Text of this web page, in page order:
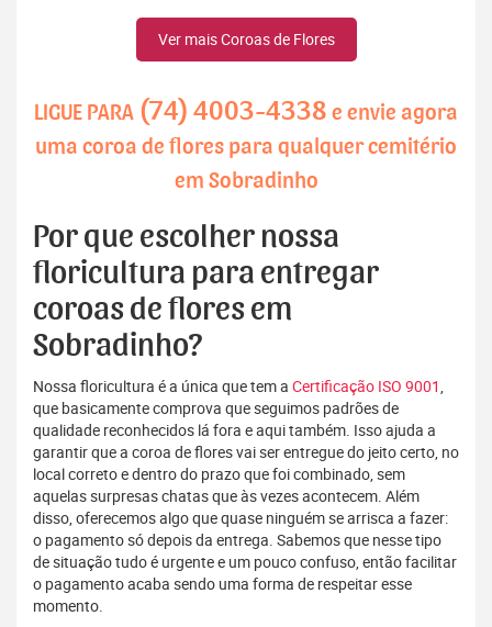
Ver mais Coroas de Flores
LIGUE PARA (74) 4003-4338 e envie agora
uma coroa de flores para qualquer cemitério
em Sobradinho
Por que escolher nossa
floricultura para entregar
coroas de flores em
Sobradinho?
Nossa floricultura é a única que tem a Certificação ISO 9001,
que basicamente comprova que seguimos padrões de
qualidade reconhecidos lá fora e aqui também. Isso ajuda a
garantir que a coroa de flores vai ser entregue do jeito certo, no
local correto e dentro do prazo que foi combinado, sem
aquelas surpresas chatas que às vezes acontecem. Além
disso, oferecemos algo que quase ninguém se arrisca a fazer:
o pagamento só depois da entrega. Sabemos que nesse tipo
de situação tudo é urgente e um pouco confuso, então facilitar
o pagamento acaba sendo uma forma de respeitar esse
momento.